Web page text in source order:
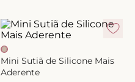
Mini Sutiã de Silicone Mais
Aderente